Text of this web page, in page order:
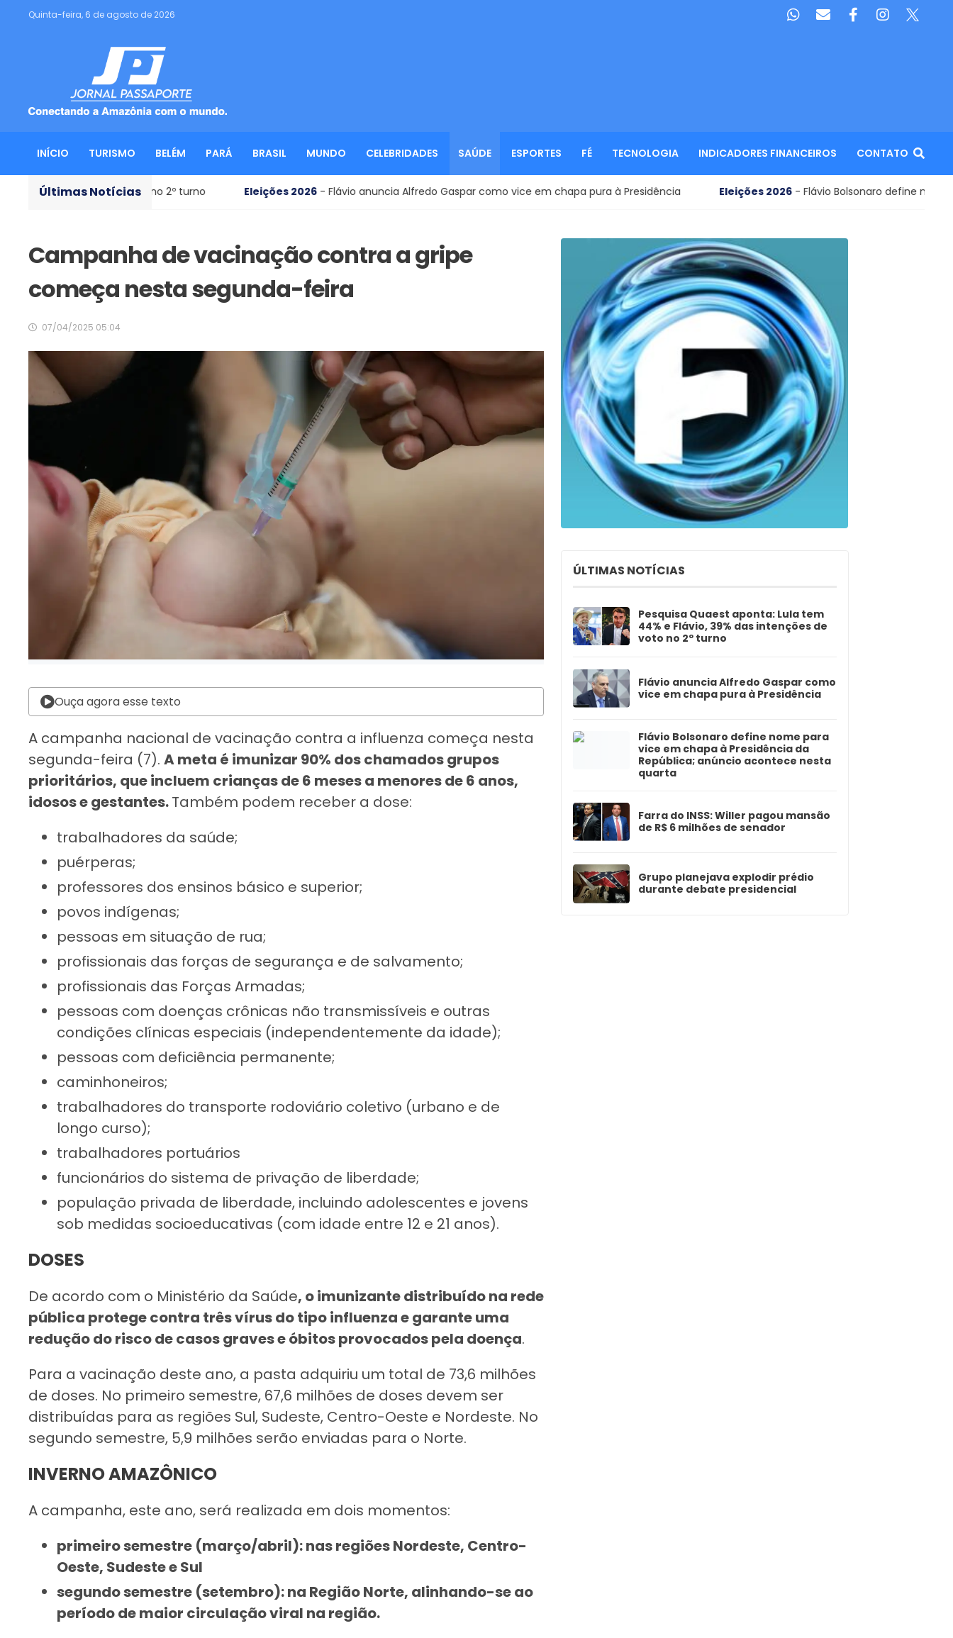
Quinta-feira, 6 de agosto de 2026
INÍCIO TURISMO BELÉM PARÁ BRASIL MUNDO CELEBRIDADES SAÚDE ESPORTES FÉ TECNOLOGIA INDICADORES FINANCEIROS CONTATO
Últimas Notícias
de voto no 2º turno Eleições 2026 - Flávio anuncia Alfredo Gaspar como vice em chapa pura à Presidência Eleições 2026 - Flávio Bolsonaro define nome para vice em
Campanha de vacinação contra a gripe
começa nesta segunda-feira
07/04/2025 05:04
Ouça agora esse texto
A campanha nacional de vacinação contra a influenza começa nesta
segunda-feira (7). A meta é imunizar 90% dos chamados grupos
prioritários, que incluem crianças de 6 meses a menores de 6 anos,
idosos e gestantes.Também podem receber a dose:
trabalhadores da saúde;
puérperas;
professores dos ensinos básico e superior;
povos indígenas;
pessoas em situação de rua;
profissionais das forças de segurança e de salvamento;
profissionais das Forças Armadas;
pessoas com doenças crônicas não transmissíveis e outras
condições clínicas especiais (independentemente da idade);
pessoas com deficiência permanente;
caminhoneiros;
trabalhadores do transporte rodoviário coletivo (urbano e de
longo curso);
trabalhadores portuários
funcionários do sistema de privação de liberdade;
população privada de liberdade, incluindo adolescentes e jovens
sob medidas socioeducativas (com idade entre 12 e 21 anos).
DOSES
De acordo com o Ministério da Saúde, o imunizante distribuído na rede
pública protege contra três vírus do tipo influenza e garante uma
redução do risco de casos graves e óbitos provocados pela doença.
Para a vacinação deste ano, a pasta adquiriu um total de 73,6 milhões
de doses. No primeiro semestre, 67,6 milhões de doses devem ser
distribuídas para as regiões Sul, Sudeste, Centro-Oeste e Nordeste. No
segundo semestre, 5,9 milhões serão enviadas para o Norte.
INVERNO AMAZÔNICO
A campanha, este ano, será realizada em dois momentos:
primeiro semestre (março/abril): nas regiões Nordeste, Centro-
Oeste, Sudeste e Sul
segundo semestre (setembro): na Região Norte, alinhando-se ao
período de maior circulação viral na região.
ÚLTIMAS NOTÍCIAS
Pesquisa Quaest aponta: Lula tem
44% e Flávio, 39% das intenções de
voto no 2º turno
Flávio anuncia Alfredo Gaspar como
vice em chapa pura à Presidência
Flávio Bolsonaro define nome para
vice em chapa à Presidência da
República; anúncio acontece nesta
quarta
Farra do INSS: Willer pagou mansão
de R$ 6 milhões de senador
Grupo planejava explodir prédio
durante debate presidencial